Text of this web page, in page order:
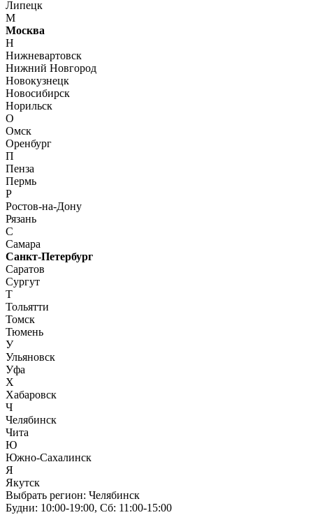
Липецк
М
Москва
Н
Нижневартовск
Нижний Новгород
Новокузнецк
Новосибирск
Норильск
О
Омск
Оренбург
П
Пенза
Пермь
Р
Ростов-на-Дону
Рязань
С
Самара
Санкт-Петербург
Саратов
Сургут
Т
Тольятти
Томск
Тюмень
У
Ульяновск
Уфа
Х
Хабаровск
Ч
Челябинск
Чита
Ю
Южно-Сахалинск
Я
Якутск
Выбрать регион: Челябинск
Будни: 10:00‑19:00, Сб: 11:00‑15:00